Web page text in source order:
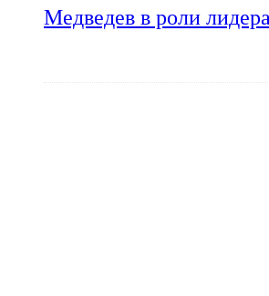
Медведев в роли